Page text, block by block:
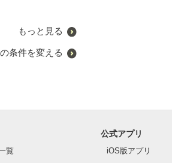
もっと見る
条件を変える
覧
公式アプリ
iOS版アプリ